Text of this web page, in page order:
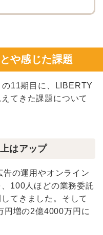
や感じた課題
11期目に、LIBERTY
てきた課題について
はアップ
の運用やオンライン
100人ほどの業務委託
てきました。そして
円増の2億4000万円に